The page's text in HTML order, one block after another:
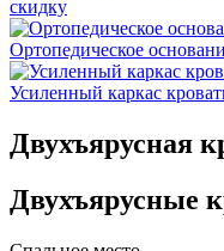
скидку
Ортопедическое
Усиленный каркас
Двухъярусная
Двухъярусные